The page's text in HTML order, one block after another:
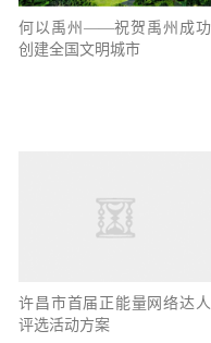
何以禹州——祝贺禹州成功
创建全国文明城市